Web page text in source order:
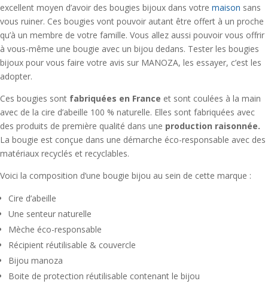
excellent moyen d’avoir des bougies bijoux dans votre maison sans
vous ruiner. Ces bougies vont pouvoir autant être offert à un proche
qu’à un membre de votre famille. Vous allez aussi pouvoir vous offrir
à vous-même une bougie avec un bijou dedans. Tester les bougies
bijoux pour vous faire votre avis sur MANOZA, les essayer, c’est les
adopter.
Ces bougies sont fabriquées en France et sont coulées à la main
avec de la cire d’abeille 100 % naturelle. Elles sont fabriquées avec
des produits de première qualité dans une production raisonnée.
La bougie est conçue dans une démarche éco-responsable avec des
matériaux recyclés et recyclables.
Voici la composition d’une bougie bijou au sein de cette marque :
Cire d’abeille
Une senteur naturelle
Mèche éco-responsable
Récipient réutilisable & couvercle
Bijou manoza
Boite de protection réutilisable contenant le bijou